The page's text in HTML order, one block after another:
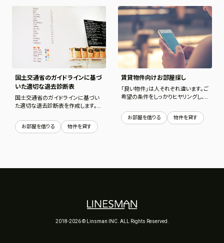
国土交通省のガイドラインに基づ
いた適切な退去診断表
国土交通省のガイドラインに基づい
た適切な退去診断表を作成します。
費用を算出します。
お部屋を借りる 物件を貸す
賃貸物件向けお部屋探し
「良い物件」は人それぞれ違います。ご
希望の条件をしっかりヒヤリングし、
なども調査し、納得できる物件を探し
出します。
お部屋を借りる 物件を貸す
2018-2026 © Linsman INC. ALL Rights Reserved.